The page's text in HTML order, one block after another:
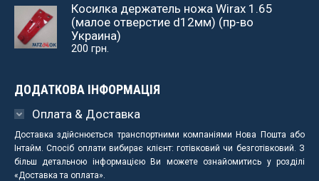
Косилка держатель ножа Wirax 1.65
(малое отверстие d12мм) (пр-во
Украина)
200 грн.
ДОДАТКОВА ІНФОРМАЦІЯ
Оплата & Доставка
Доставка здійснюється транспортними компаніями Нова Пошта або
Інтайм. Спосіб оплати вибирає клієнт: готівковий чи безготівковий. З
більш детальною інформацією Ви можете ознайомитись у розділі
«Доставка та оплата».